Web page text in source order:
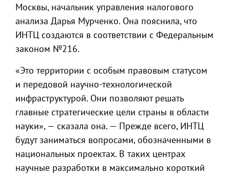
Москвы, начальник управления налогового
анализа Дарья Мурченко. Она пояснила, что
ИНТЦ создаются в соответствии с Федеральным
законом №216.
«Это территории с особым правовым статусом
и передовой научно-технологической
инфраструктурой. Они позволяют решать
главные стратегические цели страны в области
науки», — сказала она. — Прежде всего, ИНТЦ
будут заниматься вопросами, обозначенными в
национальных проектах. В таких центрах
научные разработки в максимально короткий